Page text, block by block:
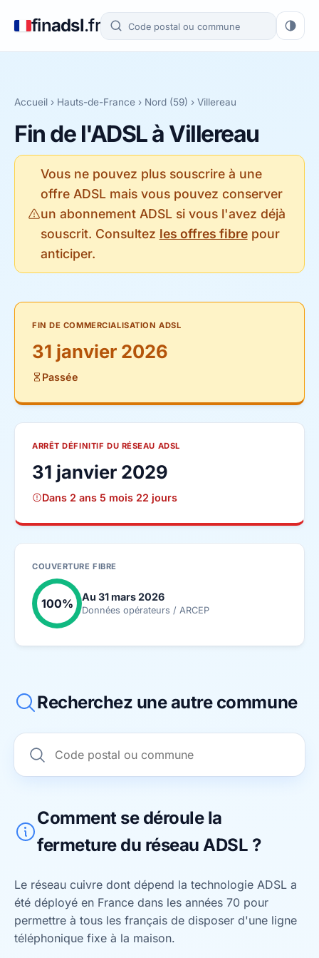
finadsl.fr
Accueil › Hauts-de-France › Nord (59) › Villereau
Fin de l'ADSL à Villereau
Vous ne pouvez plus souscrire à une
offre ADSL mais vous pouvez conserver
un abonnement ADSL si vous l'avez déjà
souscrit. Consultez les offres fibrepour
anticiper.
FIN DE COMMERCIALISATION ADSL
31 janvier 2026
Passée
ARRÊT DÉFINITIF DU RÉSEAU ADSL
31 janvier 2029
Dans 2 ans 5 mois 22 jours
COUVERTURE FIBRE
100% Au 31 mars 2026
Données opérateurs / ARCEP
Recherchez une autre commune
Comment se déroule la
fermeture du réseau ADSL ?
Le réseau cuivre dont dépend la technologie ADSL a
été déployé en France dans les années 70 pour
permettre à tous les français de disposer d'une ligne
téléphonique fixe à la maison.